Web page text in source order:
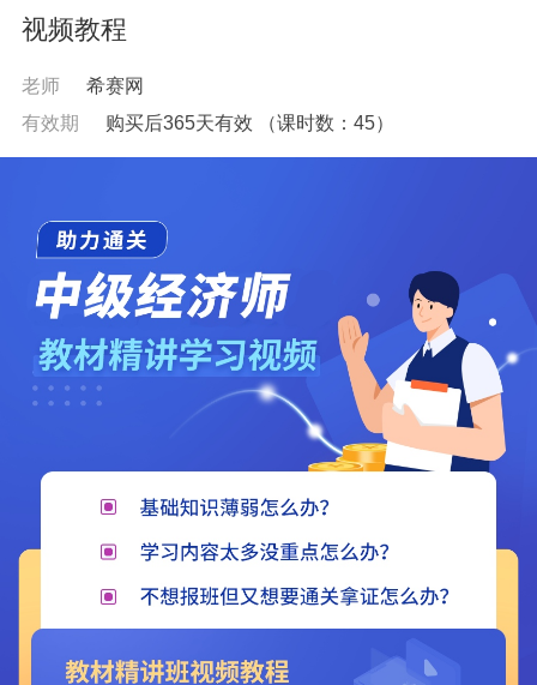
视频教程
老师
希赛网
有效期
购买后365天有效 （课时数： 45）